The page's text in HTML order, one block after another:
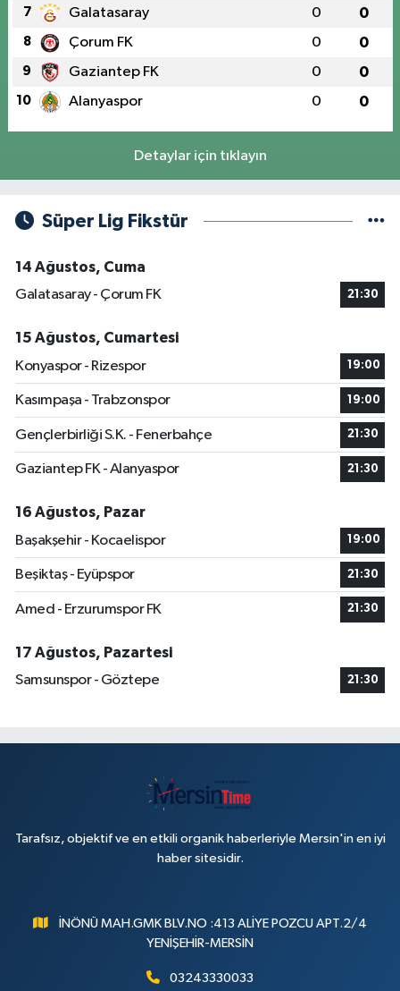
7 Galatasaray 0 0
8 Çorum FK 0 0
9 Gaziantep FK 0 0
10 Alanyaspor 0 0
Detaylar için tıklayın
Süper Lig Fikstür
14 Ağustos, Cuma
Galatasaray - Çorum FK
21:30
15 Ağustos, Cumartesi
Konyaspor - Rizespor
19:00
Kasımpaşa - Trabzonspor 19:00
Gençlerbirliği S.K. - Fenerbahçe 21:30
Gaziantep FK - Alanyaspor 21:30
16 Ağustos, Pazar
Başakşehir - Kocaelispor
19:00
Beşiktaş - Eyüpspor 21:30
Amed - Erzurumspor FK 21:30
17 Ağustos, Pazartesi
Samsunspor - Göztepe
21:30
Tarafsız, objektif ve en etkili organik haberleriyle Mersin'in en iyi
haber sitesidir.
İNÖNÜ MAH.GMK BLV.NO :413 ALİYE POZCU APT.2/4
YENİŞEHİR-MERSİN
03243330033